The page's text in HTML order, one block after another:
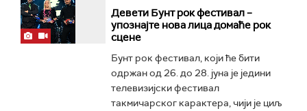
Девети Бунт рок фестивал –
упознајте нова лица домаће рок
сцене
Бунт рок фестивал, који ће бити
одржан од 26. до 28. јуна је једини
телевизијски фестивал
такмичарског карактера, чији је циљ